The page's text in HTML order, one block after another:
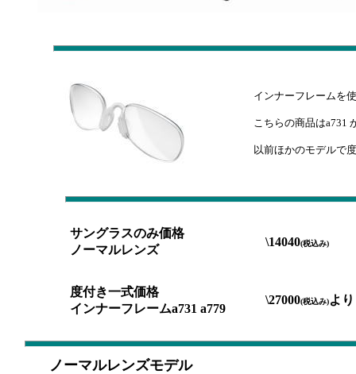
インナーフレームを
こちらの商品はa731
以前ほかのモデルで
サングラスのみ価格
ノーマルレンズ
\14040(税込み)
度付き一式価格
インナーフレームa731 a779
\27000(税込み)より
ノーマルレンズモデル